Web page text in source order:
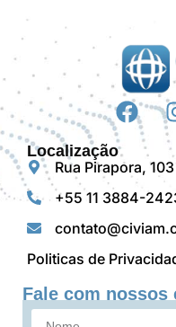
Localização
Rua Pirapora,
+55 11 3884-
Politicas de
Fale com nossos